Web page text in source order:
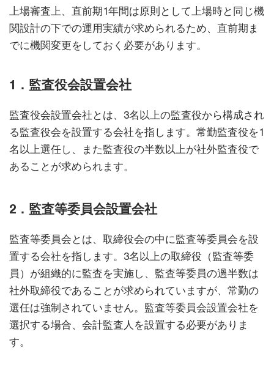
上場審査上、直前期1年間は原則として上場時と同じ機
関設計の下での運用実績が求められるため、直前期ま
でに機関変更をしておく必要があります。
1．監査役会設置会社
監査役会設置会社とは、3名以上の監査役から構成され
る監査役会を設置する会社を指します。常勤監査役を1
名以上選任し、また監査役の半数以上が社外監査役で
あることが求められます。
2．監査等委員会設置会社
監査等委員会とは、取締役会の中に監査等委員会を設
置する会社を指します。3名以上の取締役（監査等委
員）が組織的に監査を実施し、監査等委員の過半数は
社外取締役であることが求められていますが、常勤の
選任は強制されていません。監査等委員会設置会社を
選択する場合、会計監査人を設置する必要がありま
す。